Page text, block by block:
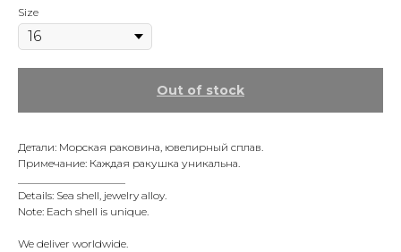
Size
Out of stock
Детали: Морская раковина, ювелирный сплав.
Примечание: Каждая ракушка уникальна.
Details: Sea shell, jewelry alloy.
Note: Each shell is unique.
We deliver worldwide.